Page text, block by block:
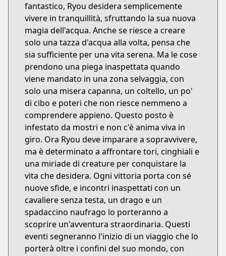
fantastico, Ryou desidera semplicemente
vivere in tranquillità, sfruttando la sua nuova
magia dell'acqua. Anche se riesce a creare
solo una tazza d'acqua alla volta, pensa che
sia sufficiente per una vita serena. Ma le cose
prendono una piega inaspettata quando
viene mandato in una zona selvaggia, con
solo una misera capanna, un coltello, un po'
di cibo e poteri che non riesce nemmeno a
comprendere appieno. Questo posto è
infestato da mostri e non c'è anima viva in
giro. Ora Ryou deve imparare a sopravvivere,
ma è determinato a affrontare tori, cinghiali e
una miriade di creature per conquistare la
vita che desidera. Ogni vittoria porta con sé
nuove sfide, e incontri inaspettati con un
cavaliere senza testa, un drago e un
spadaccino naufrago lo porteranno a
scoprire un'avventura straordinaria. Questi
eventi segneranno l'inizio di un viaggio che lo
porterà oltre i confini del suo mondo, con